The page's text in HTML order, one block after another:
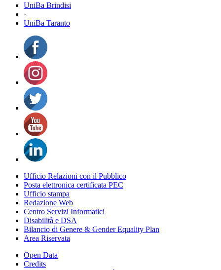
UniBa Brindisi
·
UniBa Taranto
Ufficio Relazioni con il Pubblico
Posta elettronica certificata PEC
Ufficio stampa
Redazione Web
Centro Servizi Informatici
Disabilità e DSA
Bilancio di Genere & Gender Equality Plan
Area Riservata
Open Data
Credits